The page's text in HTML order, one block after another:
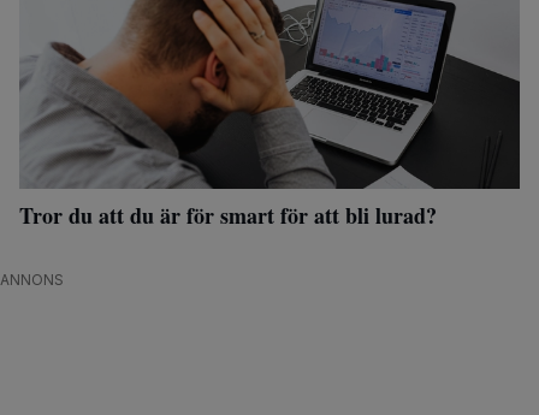
Tror du att du är för smart för att bli lurad?
ANNONS